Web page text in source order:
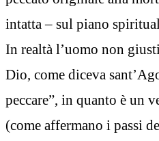
intatta – sul piano
In realtà l’uomo non
Dio, come diceva
peccare”, in quanto è un
(come affermano i passi